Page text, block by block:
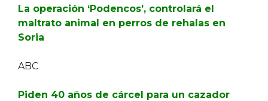
La operación ‘Podencos’, controlará el
maltrato animal en perros de rehalas en
Soria
ABC
Piden 40 años de cárcel para un cazador